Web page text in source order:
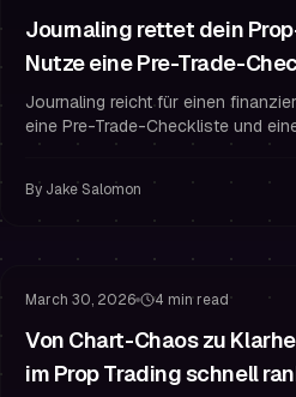
Journaling rettet dein
Nutze eine Pre-Trade-
Scorecard
Journaling reicht für einen
eine Pre-Trade-Checkliste und
Scorecard, um Disziplin,
By Jake Salomon
March 30, 2026 4 min read
Von Chart-Chaos zu
im Prop Trading schnell